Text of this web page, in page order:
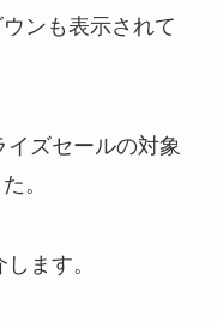
ンも表示されて
ズセールの対象
。
ます。